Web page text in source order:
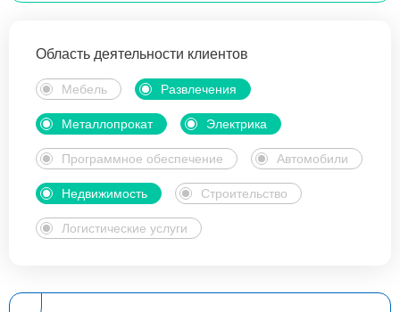
Область деятельности клиентов
Мебель Развлечения
Металлопрокат Электрика
Программное обеспечение Автомобили
Недвижимость Строительство
Логистические услуги